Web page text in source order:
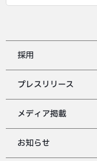
採用
プレスリリース
メディア掲載
お知らせ